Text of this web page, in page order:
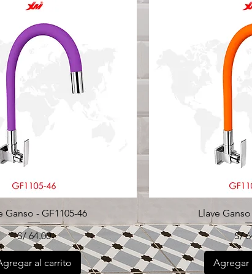
Ganso - GF1105-46
Precio
S/ 64.00
al carrito
Llave
S/
Agregar